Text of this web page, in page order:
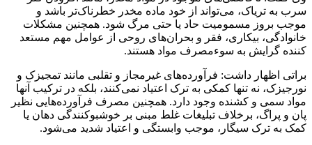
سرب به تریاک، می‌تواند از خود ماده مخدر خطرناک‌تر باشد و
موجب بروز مسمومیت حاد یا حتی مرگ شود. همچنین مشکلات
خانوادگی، بیکاری، فقر و بحران‌های روحی از عوامل مهم مستعد
کننده گرایش به سوءمصرف مواد هستند.
براتی اظهار داشت: فرآورده‌های غیرمجاز و تقلبی مانند تمجیزک و
نورجیزک، نه تنها کمکی به ترک اعتیاد نمی‌کنند، بلکه در ترکیب آنها
مواد سمی و کشنده وجود دارد. همچنین مصرف فرآورده‌هایی نظیر
پان و پراگ، برخلاف تبلیغات غلط مبنی بر خوشبوکنندگی دهان یا
کمک به ترک سیگار، موجب وابستگی و اعتیاد شدید می‌شود.